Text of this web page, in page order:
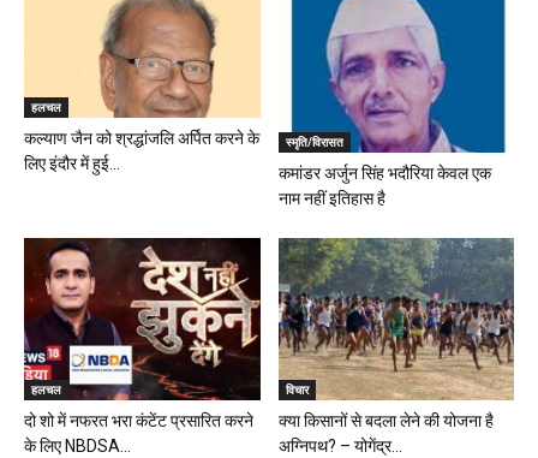
हलचल
कल्याण जैन को श्रद्धांजलि अर्पित करने के
लिए इंदौर में हुई...
स्मृति/विरासत
कमांडर अर्जुन सिंह भदौरिया केवल एक
नाम नहीं इतिहास है
हलचल
दो शो में नफरत भरा कंटेंट प्रसारित करने
के लिए NBDSA...
विचार
क्या किसानों से बदला लेने की योजना है
अग्निपथ? – योगेंद्र...